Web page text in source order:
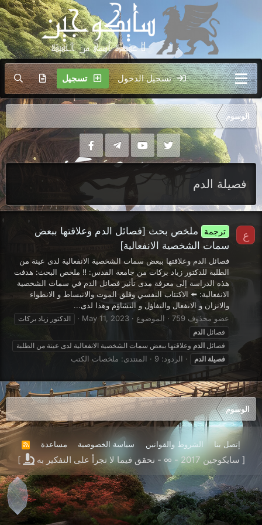
تسجيل الدخول تسجيل
الوسوم
فصيلة الدم
ع ترجمة
ملخص بحث [فصائل الدم وعلاقتها ببعض
سمات الشخصية الانفعالية]
فصائل الدم وعلاقتها ببعض سمات الشخصية الانفعالية لدى عينة من
الطلبة للدكتور زياد بركات من جامعة القدس: ‼️ ملخص البحث: هدفت
هذه الدراسة إلى معرفة مدى تأثير فصائل الدم في سمات الشخصية
الانفعالية: ⬅️ الاكتئاب النفسي وقلق الموت والانبساط و الانطواء
والاتزان و الانفعال والتفاؤل و التشاؤم وهذا لدى...
عضو محذوف 759
الموضوع May 11, 2023
الدكتور زياد بركات
فصائل الدم
فصائل الدم وعلاقتها ببعض سمات الشخصية الانفعالية لدى عينة من الطلبة
فصيلة الدم الردود: 9 المنتدى: ملخصات الكتب
الوسوم
إتصل بنا الشروط والقوانين سياسة الخصوصية مساعدة
R
S
[ سايكوجين 2017 - ∞ - نحقق فيما لا تجرأ على التفكير به ]